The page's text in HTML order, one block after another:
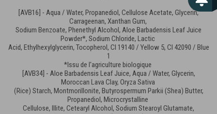
[AVB16] - Aqua / Water, Propanediol, Cellulose Acetate, Glycerin,
Carrageenan, Xanthan Gum,
Sodium Benzoate, Phenethyl Alcohol, Aloe Barbadensis Leaf Juice
Powder*, Sodium Chloride, Lactic
Acid, Ethylhexylglycerin, Tocopherol, CI 19140 / Yellow 5, CI 42090 / Blue
1
*Issu de l'agriculture biologique
[AVB34] - Aloe Barbadensis Leaf Juice, Aqua / Water, Glycerin,
Moroccan Lava Clay, Oryza Sativa
(Rice) Starch, Montmorillonite, Butyrospermum Parkii (Shea) Butter,
Propanediol, Microcrystalline
Cellulose, Illite, Cetearyl Alcohol, Sodium Stearoyl Glutamate,